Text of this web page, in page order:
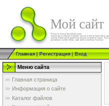
Мой сайт
Главная|Регистрация|Вход
Меню сайта
Главная страница
Информация о сайте
Каталог файлов